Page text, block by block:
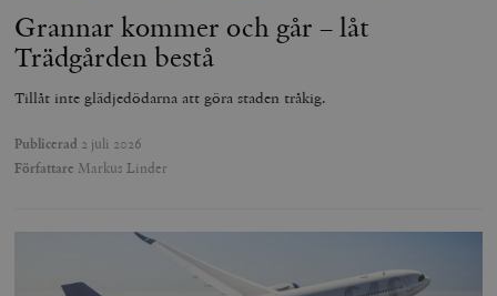
Grannar kommer och går – låt
Trädgården bestå
Tillåt inte glädjedödarna att göra staden tråkig.
Publicerad 2 juli 2026
Författare Markus Linder